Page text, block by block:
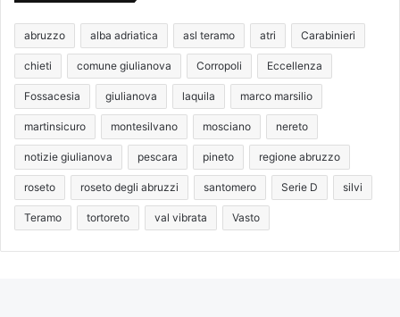
abruzzo alba adriatica asl teramo atri Carabinieri
chieti comune giulianova Corropoli Eccellenza
Fossacesia giulianova laquila marco marsilio
martinsicuro montesilvano mosciano nereto
notizie giulianova pescara pineto regione abruzzo
roseto roseto degli abruzzi santomero Serie D silvi
Teramo tortoreto val vibrata Vasto